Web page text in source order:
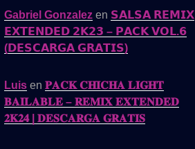
Gabriel Gonzalez en 𝗦𝗔𝗟𝗦𝗔 𝗥𝗘𝗠𝗜𝗫
𝗘𝗫𝗧𝗘𝗡𝗗𝗘𝗗 𝟮𝗞𝟮𝟯 – 𝗣𝗔𝗖𝗞 𝗩𝗢𝗟.𝟲
(𝗗𝗘𝗦𝗖𝗔𝗥𝗚𝗔 𝗚𝗥𝗔𝗧𝗜𝗦)
Luis en 𝐏𝐀𝐂𝐊 𝐂𝐇𝐈𝐂𝐇𝐀 𝐋𝐈𝐆𝐇𝐓
𝐁𝐀𝐈𝐋𝐀𝐁𝐋𝐄 – 𝐑𝐄𝐌𝐈𝐗 𝐄𝐗𝐓𝐄𝐍𝐃𝐄𝐃
𝟐𝐊𝟐𝟒 | 𝐃𝐄𝐒𝐂𝐀𝐑𝐆𝐀 𝐆𝐑𝐀𝐓𝐈𝐒